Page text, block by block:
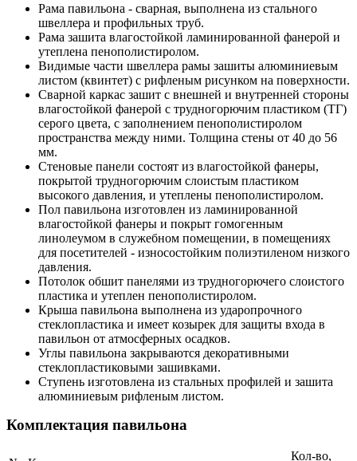
Рама павильона - сварная, выполнена из стального
швеллера и профильных труб.
Рама зашита влагостойкой ламинированной фанерой и
утеплена пенополистиролом.
Видимые части швеллера рамы зашиты алюминиевым
листом (квинтет) с рифленым рисунком на поверхности.
Сварной каркас зашит с внешней и внутренней стороны
влагостойкой фанерой с трудногорючим пластиком (ТГ)
серого цвета, с заполнением пенополистиролом
пространства между ними. Толщина стены от 40 до 56
мм.
Стеновые панели состоят из влагостойкой фанеры,
покрытой трудногорючим слоистым пластиком
высокого давления, и утеплены пенополистиролом.
Пол павильона изготовлен из ламинированной
влагостойкой фанеры и покрыт гомогенным
линолеумом в служебном помещении, в помещениях
для посетителей - износостойким полиэтиленом низкого
давления.
Потолок обшит панелями из трудногорючего слоистого
пластика и утеплен пенополистиролом.
Крыша павильона выполнена из ударопрочного
стеклопластика и имеет козырек для защиты входа в
павильон от атмосферных осадков.
Углы павильона закрываются декоративными
стеклопластиковыми зашивками.
Ступень изготовлена из стальных профилей и зашита
алюминиевым рифленым листом.
Комплектация павильона
Кол-во,